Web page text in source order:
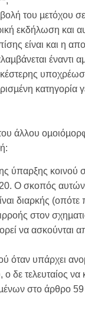
του µετόχου
εκδήλωση
είναι και η
έναντι
άλλου
ύπαρξης κοινού
Ο σκοπός αυτών
διαρκής
στον
να ασκούνται
όταν υπάρχει
δε τελευταίος
στο άρθρο